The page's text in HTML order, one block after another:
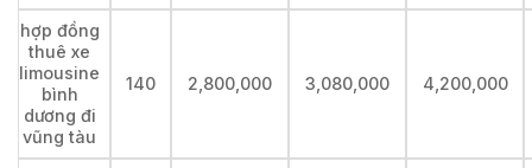
hợp đồng
thuê xe
limousine
bình
dương đi
vũng tàu
140 2,800,000 3,080,000 4,200,000